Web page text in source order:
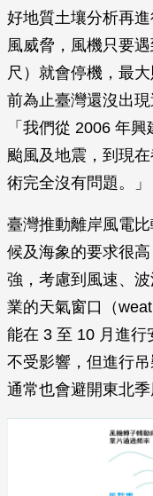
好地質土壤分析再
風威脅，風機只要
尺）就會停機，最
前為止臺灣還沒出
「我們從 2006 年
颱風及地震，到現
術完全沒有問題。」
臺灣推動離岸風電
候及海象的要求很
強，考慮到風速、
業的天氣窗口（
能在 3 至 10 月進行
不受影響，但進行
通常也會避開東北季